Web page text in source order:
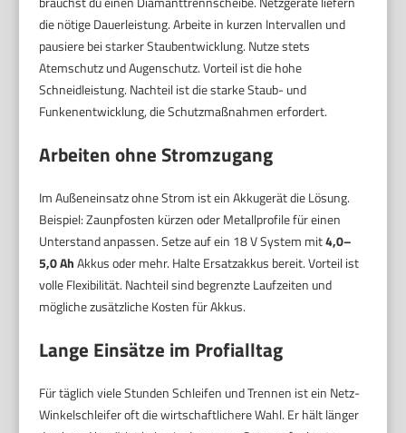
die nötige Dauerleistung. Arbeite in kurzen Intervallen und
pausiere bei starker Staubentwicklung. Nutze stets
Atemschutz und Augenschutz. Vorteil ist die hohe
Schneidleistung. Nachteil ist die starke Staub- und
Funkenentwicklung, die Schutzmaßnahmen erfordert.
Arbeiten ohne Stromzugang
Im Außeneinsatz ohne Strom ist ein Akkugerät die Lösung.
Beispiel: Zaunpfosten kürzen oder Metallprofile für einen
Unterstand anpassen. Setze auf ein 18 V System mit4,0–
5,0 AhAkkus oder mehr. Halte Ersatzakkus bereit. Vorteil ist
volle Flexibilität. Nachteil sind begrenzte Laufzeiten und
mögliche zusätzliche Kosten für Akkus.
Lange Einsätze im Profialltag
Für täglich viele Stunden Schleifen und Trennen ist ein Netz-
Winkelschleifer oft die wirtschaftlichere Wahl. Er hält länger